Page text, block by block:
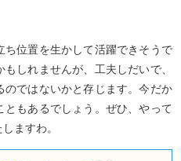
位置を生かして活躍できそうで
しれませんが、工夫しだいで、
ではないかと存じます。今だか
ともあるでしょう。ぜひ、やって
ますわ。